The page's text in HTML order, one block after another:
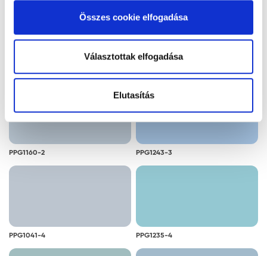
alkalmazását. A "Részletek megjelenítése” gombra
kattintással megismerheti és beállíthatja, hogy mely
cookie alkalmazását fogadja el.
Összes cookie elfogadása
Választottak elfogadása
Elutasítás
PPG1160-2 PPG1243-3
PPG1041-4 PPG1235-4